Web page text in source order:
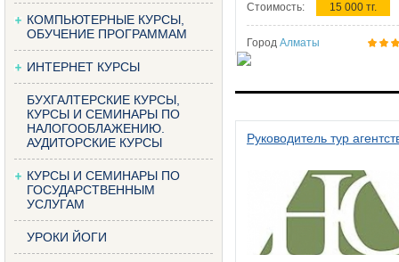
КОМПЬЮТЕРНЫЕ КУРСЫ,
ОБУЧЕНИЕ ПРОГРАММАМ
ИНТЕРНЕТ КУРСЫ
БУХГАЛТЕРСКИЕ КУРСЫ,
КУРСЫ И СЕМИНАРЫ ПО
НАЛОГООБЛАЖЕНИЮ.
АУДИТОРСКИЕ КУРСЫ
КУРСЫ И СЕМИНАРЫ ПО
ГОСУДАРСТВЕННЫМ
УСЛУГАМ
УРОКИ ЙОГИ
Стоимость: 15 000 тг.
Город Алматы
Руководитель тур